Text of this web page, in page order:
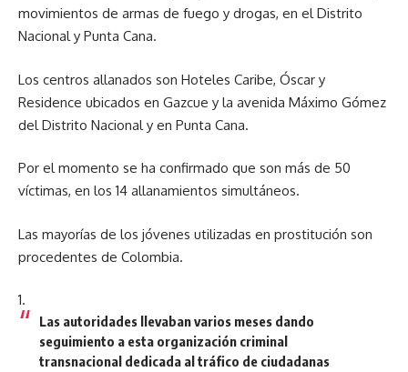
movimientos de armas de fuego y drogas, en el Distrito
Nacional y Punta Cana.
Los centros allanados son Hoteles Caribe, Óscar y
Residence ubicados en Gazcue y la avenida Máximo Gómez
del Distrito Nacional y en Punta Cana.
Por el momento se ha confirmado que son más de 50
víctimas, en los 14 allanamientos simultáneos.
Las mayorías de los jóvenes utilizadas en prostitución son
procedentes de Colombia.
Las autoridades llevaban varios meses dando
seguimiento a esta organización criminal
transnacional dedicada al tráfico de ciudadanas